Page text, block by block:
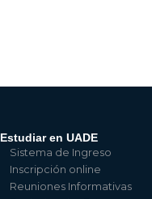
Estudiar en UADE
Sistema de Ingreso
Inscripción online
Reuniones Informativas